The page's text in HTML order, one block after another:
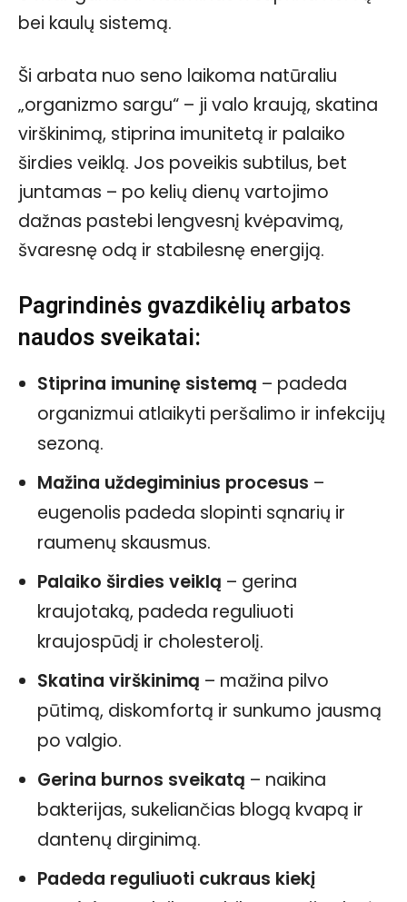
bei kaulų sistemą.
Ši arbata nuo seno laikoma natūraliu
„organizmo sargu“ – ji valo kraują, skatina
virškinimą, stiprina imunitetą ir palaiko
širdies veiklą. Jos poveikis subtilus, bet
juntamas – po kelių dienų vartojimo
dažnas pastebi lengvesnį kvėpavimą,
švaresnę odą ir stabilesnę energiją.
Pagrindinės gvazdikėlių arbatos
naudos sveikatai:
Stiprina imuninę sistemą – padeda
organizmui atlaikyti peršalimo ir infekcijų
sezoną.
Mažina uždegiminius procesus –
eugenolis padeda slopinti sąnarių ir
raumenų skausmus.
Palaiko širdies veiklą – gerina
kraujotaką, padeda reguliuoti
kraujospūdį ir cholesterolį.
Skatina virškinimą – mažina pilvo
pūtimą, diskomfortą ir sunkumo jausmą
po valgio.
Gerina burnos sveikatą – naikina
bakterijas, sukeliančias blogą kvapą ir
dantenų dirginimą.
Padeda reguliuoti cukraus kiekį